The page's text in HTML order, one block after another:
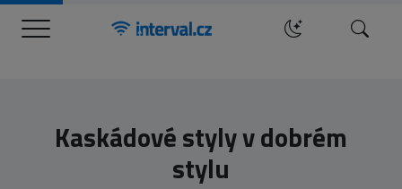
Menu Hledat
Kaskádové styly v dobrém
stylu